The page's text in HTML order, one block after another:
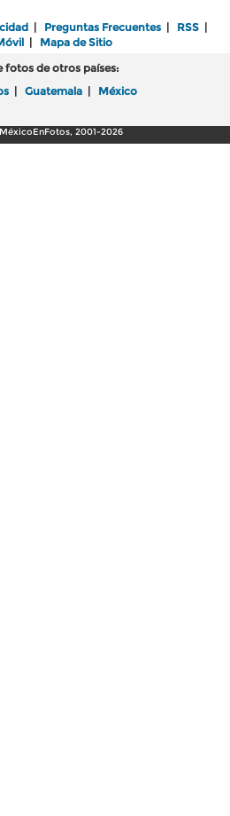
| Preguntas Frecuentes | RSS |
| Mapa de Sitio
fotos de otros países:
| Guatemala | México
2001-2026